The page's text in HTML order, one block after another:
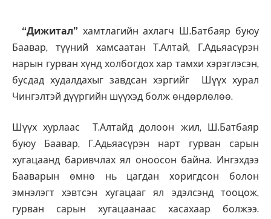
“Дижитал” хамтлагийн ахлагч Ш.Батбаяр буюу
Баавар, түүний хамсаатан Т.Алтай, Г.Адьяасүрэн
нарын гурван хүнд холбогдох хар тамхи хэрэглэсэн,
бусдад худалдахыг завдсан хэргийг Шүүх хурал
Чингэлтэй дүүргийн шүүхэд болж өндөрлөлөө.
Шүүх хурлаас Т.Алтайд долоон жил, Ш.Батбаяр
буюу Баавар, Г.Адьяасүрэн нарт гурван сарын
хугацаанд баривчлах ял оноосон байна. Ингэхдээ
Бааварын өмнө нь цагдан хоригдсон болон
эмнэлэгт хэвтсэн хугацааг ял эдэлсэнд тооцож,
гурван сарын хугацаанаас хасахаар болжээ.